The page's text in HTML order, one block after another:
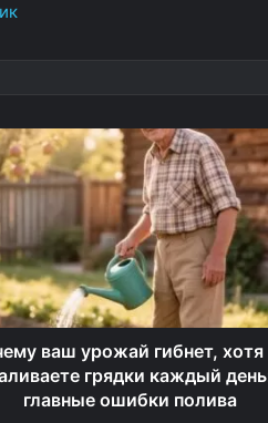
ваш урожай гибнет,
грядки каждый
главные ошибки полива